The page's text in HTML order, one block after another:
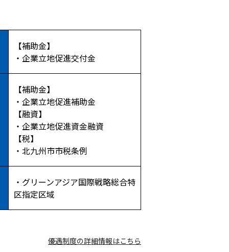
【補助金】
・企業立地促進交付金
【補助金】
・企業立地促進補助金
【融資】
・企業立地促進資金融資
【税】
・北九州市市税条例
・グリーンアジア国際戦略総合特
区指定区域
優遇制度の詳細情報はこちら